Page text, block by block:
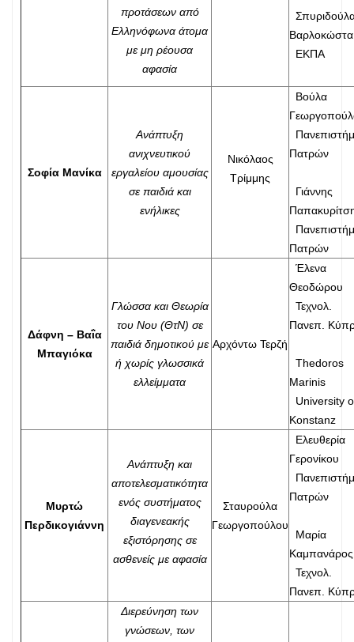
προτάσεων από
Ελληνόφωνα άτομα
με μη ρέουσα
αφασία
Βαρλοκώστα
ΕΚΠΑ
Σοφία Μανίκα
Ανάπτυξη
ανιχνευτικού
εργαλείου αμουσίας
σε παιδιά και
ενήλικες
Νικόλαος
Τρίμμης
Βούλα
Πατρών
Γιάννης
Πατρών
Δάφνη – Βαΐα
Μπαγιόκα
Γλώσσα και Θεωρία
του Νου (ΘτΝ) σε
παιδιά δημοτικού με
ή χωρίς γλωσσικά
ελλείμματα
Αρχόντω Τερζή
Έλενα
Θεοδώρου
Τεχνολ.
Πανεπ.
Thedoros
Marinis
University
Konstanz
Μυρτώ
Περδικογιάννη
Ανάπτυξη και
αποτελεσματικότητα
ενός συστήματος
διαγενεακής
εξιστόρησης σε
ασθενείς με αφασία
Σταυρούλα
Γεωργοπούλου
Ελευθερία
Γερονίκου
Πατρών
Μαρία
Καμπανάρος
Τεχνολ.
Πανεπ.
Διερεύνηση των
γνώσεων, των